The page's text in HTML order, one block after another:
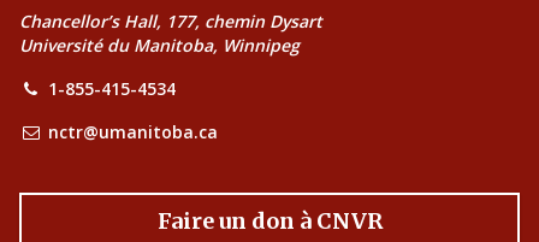
Chancellor’s Hall, 177, chemin Dysart
Université du Manitoba, Winnipeg
1-855-415-4534
nctr@umanitoba.ca
Faire un don à CNVR